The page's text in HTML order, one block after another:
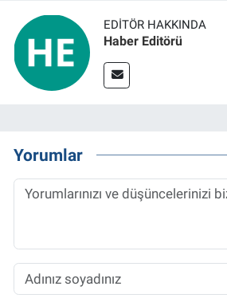
EDITÖR HAKKINDA
Haber Editörü
Yorumlar